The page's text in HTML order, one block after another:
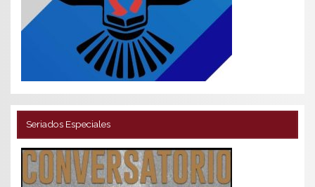
Seriados Especiales